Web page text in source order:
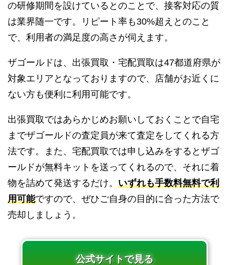
の研修期間を設けているとのことで、接客対応の質
は業界随一です。リピート率も30%超えとのこと
で、利用者の満足度の高さが伺えます。
ザゴールドは、出張買取・宅配買取は47都道府県が
対象エリアとなっておりますので、店舗がお近くに
ない方も便利に利用可能です。
出張買取ではあらかじめお願いしておくことで自宅
までザゴールドの査定員が来て査定をしてくれる方
法です。また、宅配買取では申し込みをするとザゴ
ールドが無料キットを送ってくれるので、それに着
物を詰めて発送するだけ。 いずれも手数料無料で利
用可能ですので、ぜひご自身の目的に合った方法で
売却しましょう。
公式サイトで見る